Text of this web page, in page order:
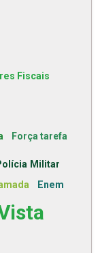
Fiscais
Força tarefa
Militar
Enem